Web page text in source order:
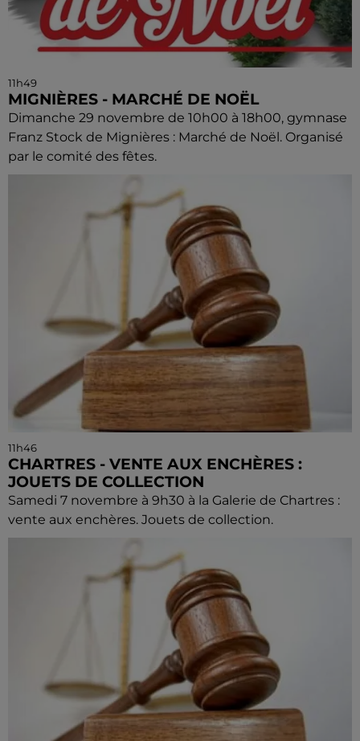
11h49
MIGNIÈRES - MARCHÉ DE NOËL
Dimanche 29 novembre de 10h00 à 18h00, gymnase
Franz Stock de Mignières : Marché de Noël. Organisé
par le comité des fêtes.
11h46
CHARTRES - VENTE AUX ENCHÈRES :
JOUETS DE COLLECTION
Samedi 7 novembre à 9h30 à la Galerie de Chartres :
vente aux enchères. Jouets de collection.